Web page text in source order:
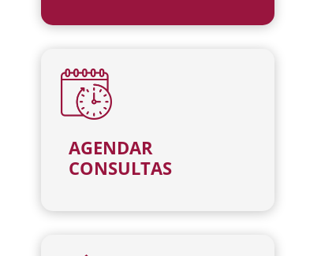
AGENDAR
CONSULTAS